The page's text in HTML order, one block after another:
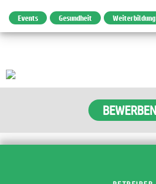
Events Gesundheit Weiterbildung